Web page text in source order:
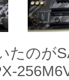
たのが